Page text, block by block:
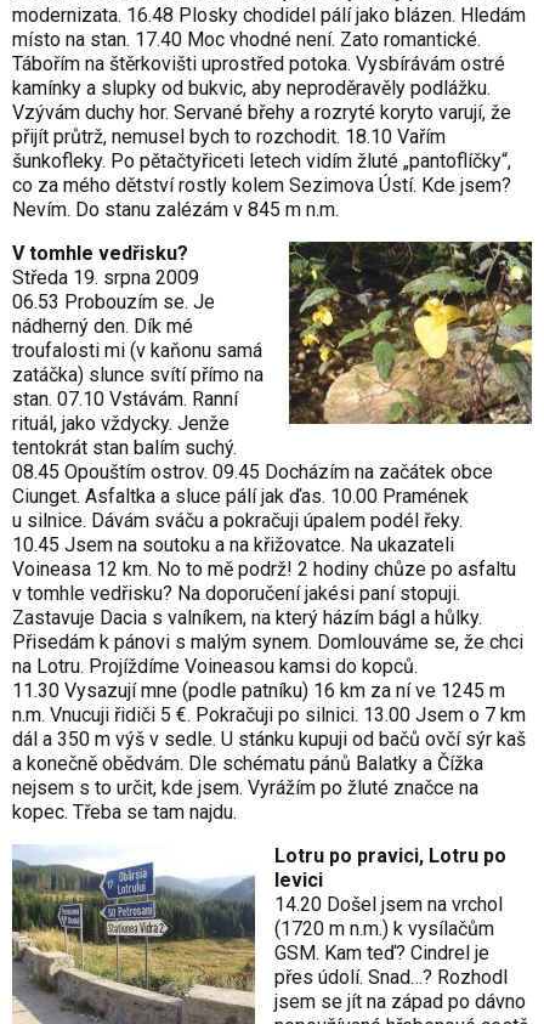
modernizata. 16.48 Plosky chodidel pálí jako blázen. Hledám
místo na stan. 17.40 Moc vhodné není. Zato romantické.
Tábořím na štěrkovišti uprostřed potoka. Vysbírávám ostré
kamínky a slupky od bukvic, aby neproděravěly podlážku.
Vzývám duchy hor. Servané břehy a rozryté koryto varují, že
přijít průtrž, nemusel bych to rozchodit. 18.10 Vařím
šunkofleky. Po pětačtyřiceti letech vidím žluté „pantoflíčky“,
co za mého dětství rostly kolem Sezimova Ústí. Kde jsem?
Nevím. Do stanu zalézám v 845 m n.m.
V tomhle vedřisku?
Středa 19. srpna 2009
06.53 Probouzím se. Je
nádherný den. Dík mé
troufalosti mi (v kaňonu samá
zatáčka) slunce svítí přímo na
stan. 07.10 Vstávám. Ranní
rituál, jako vždycky. Jenže
tentokrát stan balím suchý.
08.45 Opouštím ostrov. 09.45 Docházím na začátek obce
Ciunget. Asfaltka a sluce pálí jak ďas. 10.00 Pramének
u silnice. Dávám sváču a pokračuji úpalem podél řeky.
10.45 Jsem na soutoku a na křižovatce. Na ukazateli
Voineasa 12 km. No to mě podrž! 2 hodiny chůze po asfaltu
v tomhle vedřisku? Na doporučení jakési paní stopuji.
Zastavuje Dacia s valníkem, na který házím bágl a hůlky.
Přisedám k pánovi s malým synem. Domlouváme se, že chci
na Lotru. Projíždíme Voineasou kamsi do kopců.
11.30 Vysazují mne (podle patníku) 16 km za ní ve 1245 m
n.m. Vnucuji řidiči 5 €. Pokračuji po silnici. 13.00 Jsem o 7 km
dál a 350 m výš v sedle. U stánku kupuji od bačů ovčí sýr kaš
a konečně obědvám. Dle schématu pánů Balatky a Čížka
nejsem s to určit, kde jsem. Vyrážím po žluté značce na
kopec. Třeba se tam najdu.
Lotru po pravici, Lotru po
levici
14.20 Došel jsem na vrchol
(1720 m n.m.) k vysílačům
GSM. Kam teď? Cindrel je
přes údolí. Snad…? Rozhodl
jsem se jít na západ po dávno